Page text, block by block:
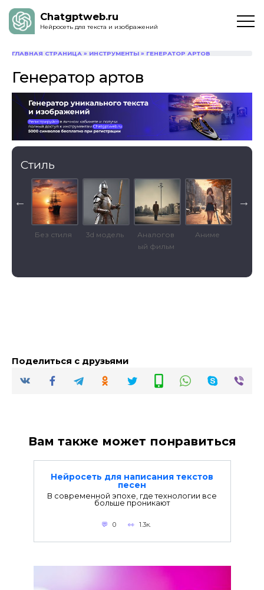
Chatgptweb.ru
Нейросеть для текста и изображений
ГЛАВНАЯ СТРАНИЦА » ИНСТРУМЕНТЫ » ГЕНЕРАТОР АРТОВ
Генератор артов
Стиль
Без стиля 3d модель
Аналогов
ый фильм
Аниме
Поделиться с друзьями
Вам также может понравиться
Нейросеть для написания текстов
песен
В современной эпохе, где технологии все
больше проникают
0 1.3к.